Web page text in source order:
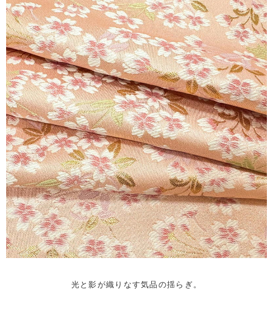
光と影が織りなす気品の揺らぎ。